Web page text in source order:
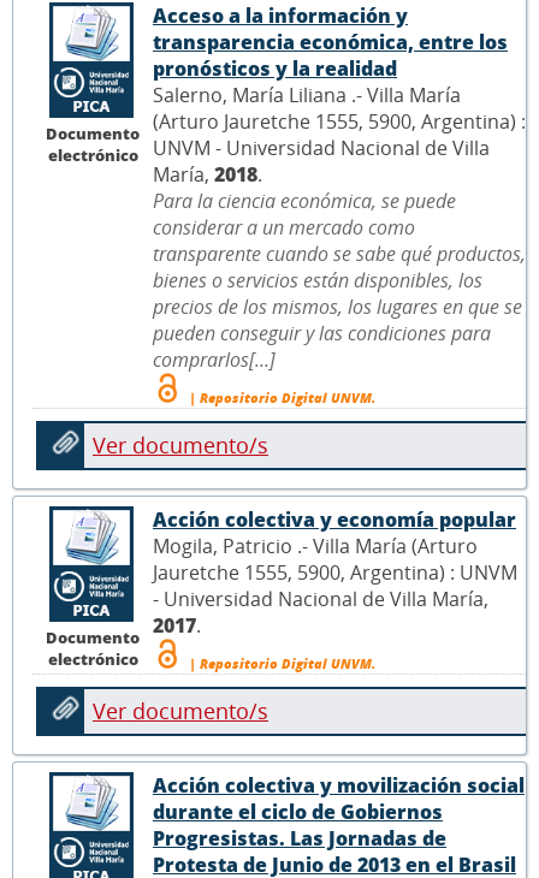
Documento
electrónico
Acceso a la información y
transparencia económica, entre los
pronósticos y la realidad
Salerno, María Liliana .- Villa María
(Arturo Jauretche 1555, 5900, Argentina) :
UNVM - Universidad Nacional de Villa
María, 2018.
Para la ciencia económica, se puede
considerar a un mercado como
transparente cuando se sabe qué productos,
bienes o servicios están disponibles, los
precios de los mismos, los lugares en que se
pueden conseguir y las condiciones para
comprarlos[...]
| Repositorio Digital UNVM.
Ver documento/s
Documento
electrónico
Acción colectiva y economía popular
Mogila, Patricio .- Villa María (Arturo
Jauretche 1555, 5900, Argentina) : UNVM
- Universidad Nacional de Villa María,
2017.
| Repositorio Digital UNVM.
Ver documento/s
Acción colectiva y movilización social
durante el ciclo de Gobiernos
Progresistas. Las Jornadas de
Protesta de Junio de 2013 en el Brasil